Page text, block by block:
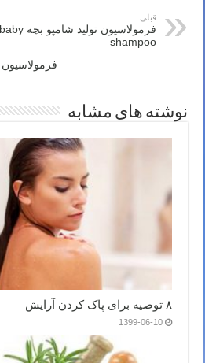
قبلی
فرمولاسیون تولید شامپو بچه baby
shampoo
نوشته های مشابه
۸ توصیه برای پاک کردن آرایش
1399-06-10